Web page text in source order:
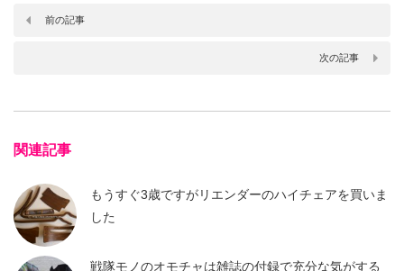
前の記事
次の記事
関連記事
もうすぐ3歳ですがリエンダーのハイチェアを買いま
した
戦隊モノのオモチャは雑誌の付録で充分な気がする